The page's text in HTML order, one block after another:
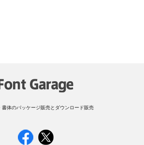
書体のパッケージ販売とダウンロード販売